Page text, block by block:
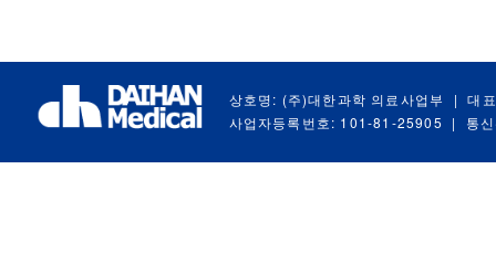
상호명: (주)대한과학 의료사업부 |
대
사업자등록번호: 101-81-25905
| 통